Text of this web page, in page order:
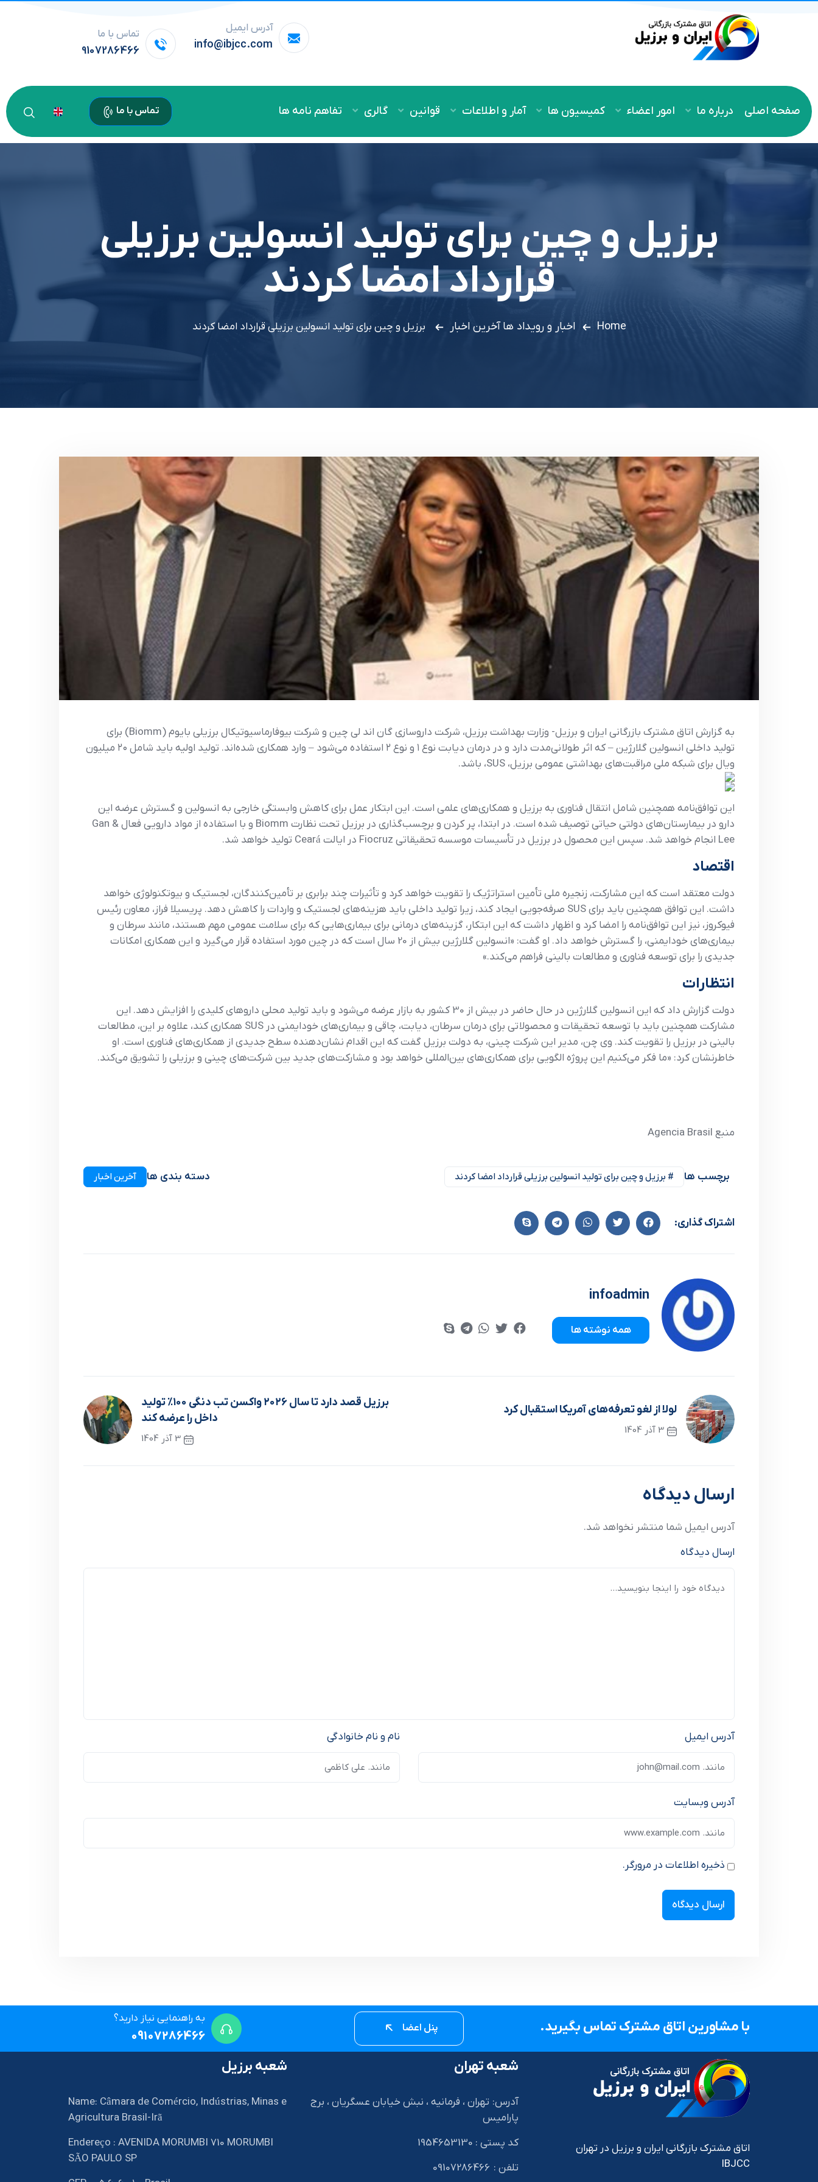
آدرس ایمیل
info@ibjcc.com
تماس با ما
9107286466
صفحه اصلی درباره ما امور اعضاء کمیسیون ها آمار و اطلاعات قوانین گالری تفاهم نامه ها تماس با ما
برزیل و چین برای تولید انسولین برزیلی
قرارداد امضا کردند
Home اخبار و رویداد ها آخرین اخبار برزیل و چین برای تولید انسولین برزیلی قرارداد امضا کردند
به گزارش اتاق مشترک بازرگانی ایران و برزیل- وزارت بهداشت برزیل، شرکت داروسازی گان اند لی چین و شرکت بیوفارماسیوتیکال برزیلی بایوم (Biomm) برای
تولید داخلی انسولین گلارژین – که اثر طولانی‌مدت دارد و در درمان دیابت نوع ۱ و نوع ۲ استفاده می‌شود – وارد همکاری شده‌اند. تولید اولیه باید شامل ۲۰ میلیون
ویال برای شبکه ملی مراقبت‌های بهداشتی عمومی برزیل، SUS، باشد.
این توافق‌نامه همچنین شامل انتقال فناوری به برزیل و همکاری‌های علمی است. این ابتکار عمل برای کاهش وابستگی خارجی به انسولین و گسترش عرضه این
دارو در بیمارستان‌های دولتی حیاتی توصیف شده است.
در ابتدا، پر کردن و برچسب‌گذاری در برزیل تحت نظارت Biomm و با استفاده از مواد دارویی فعال Gan &
Lee انجام خواهد شد. سپس این محصول در برزیل در تأسیسات موسسه تحقیقاتی Fiocruz در ایالت Ceará تولید خواهد شد.
اقتصاد
دولت معتقد است که این مشارکت، زنجیره ملی تأمین استراتژیک را تقویت خواهد کرد و تأثیرات چند برابری بر تأمین‌کنندگان، لجستیک و بیوتکنولوژی خواهد
داشت. این توافق همچنین باید برای SUS صرفه‌جویی ایجاد کند، زیرا تولید داخلی باید هزینه‌های لجستیک و واردات را کاهش دهد.
پریسیلا فراز، معاون رئیس
فیوکروز، نیز این توافق‌نامه را امضا کرد و اظهار داشت که این ابتکار، گزینه‌های درمانی برای بیماری‌هایی که برای سلامت عمومی مهم هستند، مانند سرطان و
بیماری‌های خودایمنی، را گسترش خواهد داد.
او گفت: «انسولین گلارژین بیش از 20 سال است که در چین مورد استفاده قرار می‌گیرد و این همکاری امکانات
جدیدی را برای توسعه فناوری و مطالعات بالینی فراهم می‌کند.»
انتظارات
دولت گزارش داد که این انسولین گلارژین در حال حاضر در بیش از 30 کشور به بازار عرضه می‌شود و باید تولید محلی داروهای کلیدی را افزایش دهد. این
مشارکت همچنین باید با توسعه تحقیقات و محصولاتی برای درمان سرطان، دیابت، چاقی و بیماری‌های خودایمنی در SUS همکاری کند، علاوه بر این، مطالعات
بالینی در برزیل را تقویت کند. وی چن، مدیر این شرکت چینی، به دولت برزیل گفت که این اقدام نشان‌دهنده سطح جدیدی از همکاری‌های فناوری است. او
خاطرنشان کرد: «ما فکر می‌کنیم این پروژه الگویی برای همکاری‌های بین‌المللی خواهد بود و مشارکت‌های جدید بین شرکت‌های چینی و برزیلی را تشویق می‌کند.
منبع Agencia Brasil
برچسب ها # برزیل و چین برای تولید انسولین برزیلی قرارداد امضا کردند دسته بندی ها آخرین اخبار
اشتراک گذاری:
infoadmin
همه نوشته ها
لولا از لغو تعرفه‌های آمریکا استقبال کرد
3 آذر 1404
برزیل قصد دارد تا سال ۲۰۲۶ واکسن تب دنگی ۱۰۰٪ تولید
داخل را عرضه کند
3 آذر 1404
ارسال دیدگاه
آدرس ایمیل شما منتشر نخواهد شد.
ارسال دیدگاه
نام و نام خانوادگی آدرس ایمیل
آدرس وبسایت
ذخیره اطلاعات در مرورگر.
با مشاورین اتاق مشترک تماس بگیرید. پنل اعضا
به راهنمایی نیاز دارید؟
09107286466
اتاق مشترک بازرگانی ایران و برزیل در تهران
IBJCC
شعبه تهران
آدرس: تهران ، فرمانیه ، نبش خیابان عسگریان ، برج
پارامیس
کد پستی : 1954653130
تلفن : 09107286466
شعبه برزیل
Name: Câmara de Comércio, Indústrias, Minas e
Agricultura Brasil-Irã
Endereço : AVENIDA MORUMBI 710 MORUMBI
SÃO PAULO SP